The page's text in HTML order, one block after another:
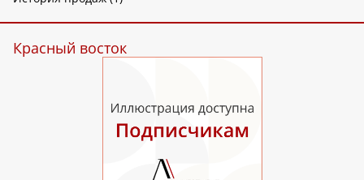
Красный восток